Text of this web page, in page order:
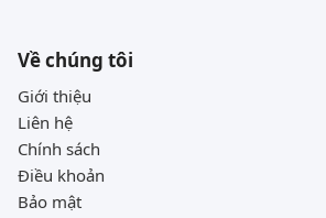
Về chúng tôi
Giới thiệu
Liên hệ
Chính sách
Điều khoản
Bảo mật